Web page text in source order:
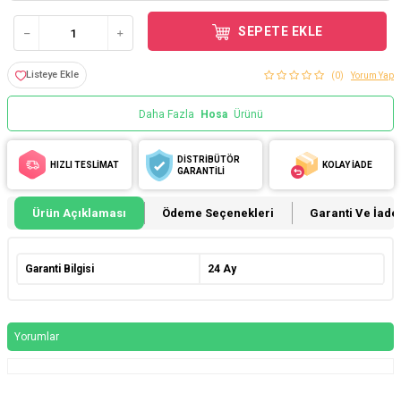
SEPETE EKLE
Listeye Ekle (0) Yorum Yap
Daha Fazla Hosa Ürünü
HIZLI TESLİMAT
DİSTRİBÜTÖR
GARANTİLİ
KOLAY İADE
Ürün Açıklaması Ödeme Seçenekleri Garanti Ve İade
Garanti Bilgisi 24 Ay
Yorumlar